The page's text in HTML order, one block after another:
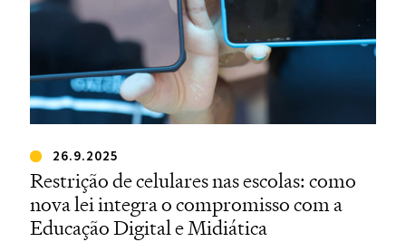
26.9.2025
Restrição de celulares nas escolas: como
nova lei integra o compromisso com a
Educação Digital e Midiática